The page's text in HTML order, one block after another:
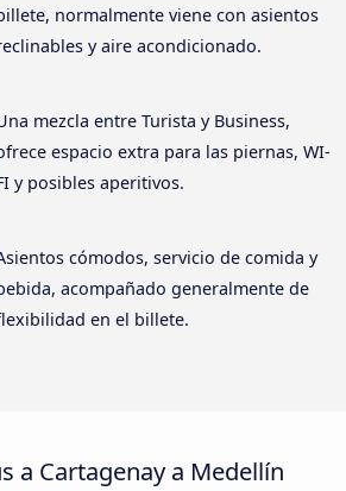
normalmente viene con asientos
y aire acondicionado.
mezcla entre Turista y Business,
espacio extra para las piernas, WI-
y posibles aperitivos.
cómodos, servicio de comida y
acompañado generalmente de
en el billete.
a Cartagenay a Medellín